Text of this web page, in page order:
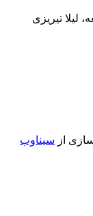
لیلا تیریزی
از سیناوب